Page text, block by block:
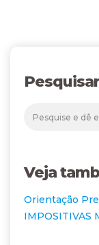
Pesquisar
Veja
Orientação
IMPOSITIVAS